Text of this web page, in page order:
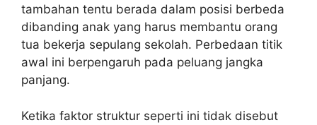
tambahan tentu berada dalam posisi berbeda
dibanding anak yang harus membantu orang
tua bekerja sepulang sekolah. Perbedaan titik
awal ini berpengaruh pada peluang jangka
panjang.
Ketika faktor struktur seperti ini tidak disebut